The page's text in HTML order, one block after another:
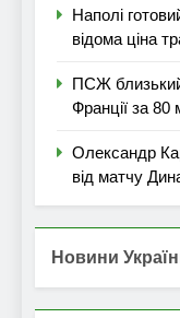
Наполі
відома ціна
ПСЖ близький
Франції за 80
Олександр
від матчу
Новини